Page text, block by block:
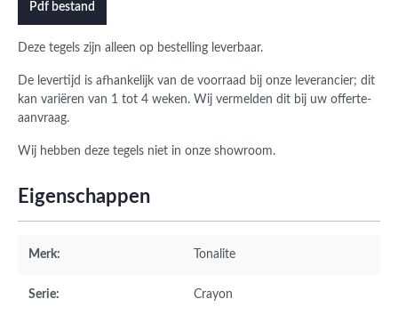
Pdf bestand
Deze tegels zijn alleen op bestelling leverbaar.
De levertijd is afhankelijk van de voorraad bij onze leverancier; dit
kan variëren van 1 tot 4 weken. Wij vermelden dit bij uw offerte-
aanvraag.
Wij hebben deze tegels niet in onze showroom.
Eigenschappen
Merk: Tonalite
Serie: Crayon